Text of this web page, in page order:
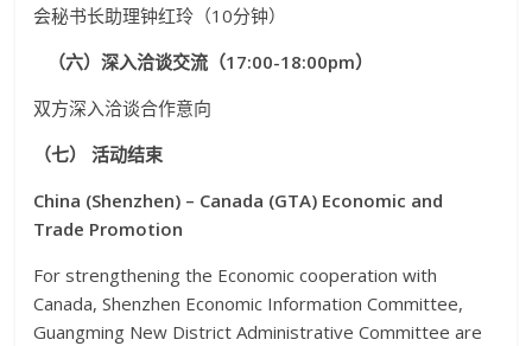
会秘书长助理钟红玲（10分钟）
（六）深入洽谈交流（17:00-18:00pm）
双方深入洽谈合作意向
（七） 活动结束
China (Shenzhen) – Canada (GTA) Economic and
Trade Promotion
For strengthening the Economic cooperation with
Canada, Shenzhen Economic Information Committee,
Guangming New District Administrative Committee are